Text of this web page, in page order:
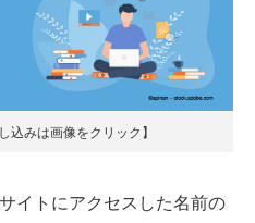
込みは画像をクリック】
イトにアクセスした名前の